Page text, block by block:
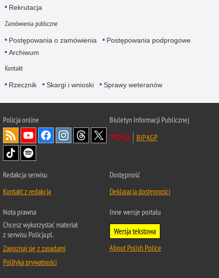
Rekrutacja
Zamówienia publiczne
Postępowania o zamówienia
Postępowania podprogowe
Archiwum
Kontakt
Rzecznik Skargi i wnioski Sprawy weteranów
Policjaonline
Biuletyn Informacji Publicznej
BIP KGP
Redakcja serwisu
Kontakt z redakcją
Dostępność
Deklaracja dostępności
Nota prawna
Chcesz wykorzystać materiał
z serwisu Policja.pl.
Zapoznaj się z zasadami
Polityka prywatności
Inne wersje portalu
Wersja tekstowa
About Polish Police